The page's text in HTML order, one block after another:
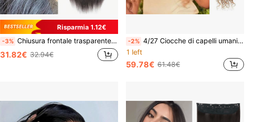
Risparmia 1.12€
-3% Chiusura frontale trasparente in pizzo brasiliano liscio 13x4, chiusura frontale in capelli umani vergini non trattati, pizzo dal lobo all'orecchio, pizzo frontale in capelli umani preimpallinato, densità del 150%, colore nero naturale, linea di separazione libera
31.82€ 32.94€
-2% 4/27 Ciocche di capelli umani con onde profonde, singole ciocche di capelli umani ombré marrone, 100% capelli umani vergini, 1 ciocca
1 left
59.78€ 61.48€